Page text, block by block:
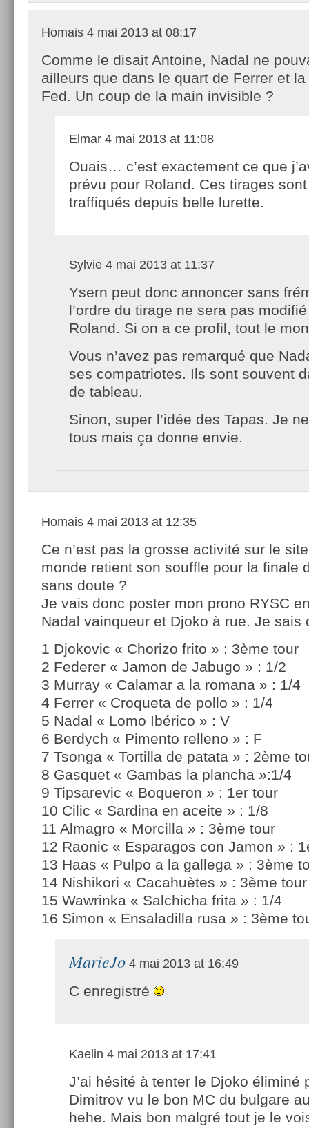
Homais 4 mai 2013 at 08:17
Comme le disait Antoine, Nadal ne
ailleurs que dans le quart de Ferrer et
Fed. Un coup de la main invisible ?
Elmar 4 mai 2013 at 11:08
Ouais… c’est exactement ce que
prévu pour Roland. Ces tirages sont
traffiqués depuis belle lurette.
Sylvie 4 mai 2013 at 11:37
Ysern peut donc annoncer sans
l’ordre du tirage ne sera pas
Roland. Si on a ce profil, tout le
Vous n’avez pas remarqué que
ses compatriotes. Ils sont souvent
de tableau.
Sinon, super l’idée des Tapas. Je
tous mais ça donne envie.
Homais 4 mai 2013 at 12:35
Ce n’est pas la grosse activité sur le
monde retient son souffle pour la finale
sans doute ?
Je vais donc poster mon prono RYSC
Nadal vainqueur et Djoko à rue. Je sais
1 Djokovic « Chorizo frito » : 3ème tour
2 Federer « Jamon de Jabugo » : 1/2
3 Murray « Calamar a la romana » : 1/4
4 Ferrer « Croqueta de pollo » : 1/4
5 Nadal « Lomo Ibérico » : V
6 Berdych « Pimento relleno » : F
7 Tsonga « Tortilla de patata » : 2ème
8 Gasquet « Gambas la plancha »:1/4
9 Tipsarevic « Boqueron » : 1er tour
10 Cilic « Sardina en aceite » : 1/8
11 Almagro « Morcilla » : 3ème tour
12 Raonic « Esparagos con Jamon » :
13 Haas « Pulpo a la gallega » : 3ème
14 Nishikori « Cacahuètes » : 3ème tour
15 Wawrinka « Salchicha frita » : 1/4
16 Simon « Ensaladilla rusa » : 3ème
MarieJo 4 mai 2013 at 16:49
C enregistré
Kaelin 4 mai 2013 at 17:41
J’ai hésité à tenter le Djoko éliminé
Dimitrov vu le bon MC du bulgare
hehe. Mais bon malgré tout je le